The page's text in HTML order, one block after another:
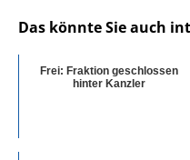
Das könnte Sie auch
Frei: Fraktion geschlossen
hinter Kanzler